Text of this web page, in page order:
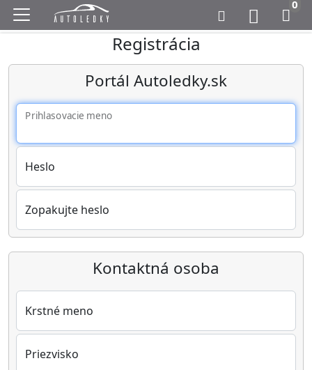
0
Registrácia
Portál Autoledky.sk
Prihlasovacie meno
Heslo
Zopakujte heslo
Kontaktná osoba
Krstné meno
Priezvisko